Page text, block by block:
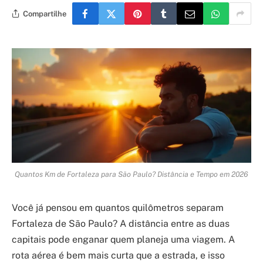
Compartilhe
Quantos Km de Fortaleza para São Paulo? Distância e Tempo em 2026
Você já pensou em quantos quilômetros separam
Fortaleza de São Paulo? A distância entre as duas
capitais pode enganar quem planeja uma viagem. A
rota aérea é bem mais curta que a estrada, e isso